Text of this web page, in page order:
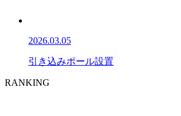
2026.03.05
引き込みポール設置
RANKING